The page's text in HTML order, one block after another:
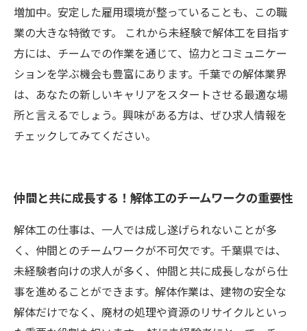
増加中。安定した雇用環境が整っていることも、この職
業の大きな特徴です。 これから未経験で解体工を目指す
方には、チームでの作業を通じて、協力とコミュニケー
ションを学ぶ機会も豊富にあります。千葉での解体業界
は、あなたの新しいキャリアをスタートさせる最適な場
所と言えるでしょう。興味がある方は、ぜひ求人情報を
チェックしてみてください。
仲間と共に成長する！解体工のチームワークの重要性
解体工の仕事は、一人では成し遂げられないことが多
く、仲間とのチームワークが不可欠です。千葉県では、
未経験者向けの求人が多く、仲間と共に成長しながら仕
事を進めることができます。解体作業は、建物の安全な
解体だけでなく、廃材の処理や資源のリサイクルといっ